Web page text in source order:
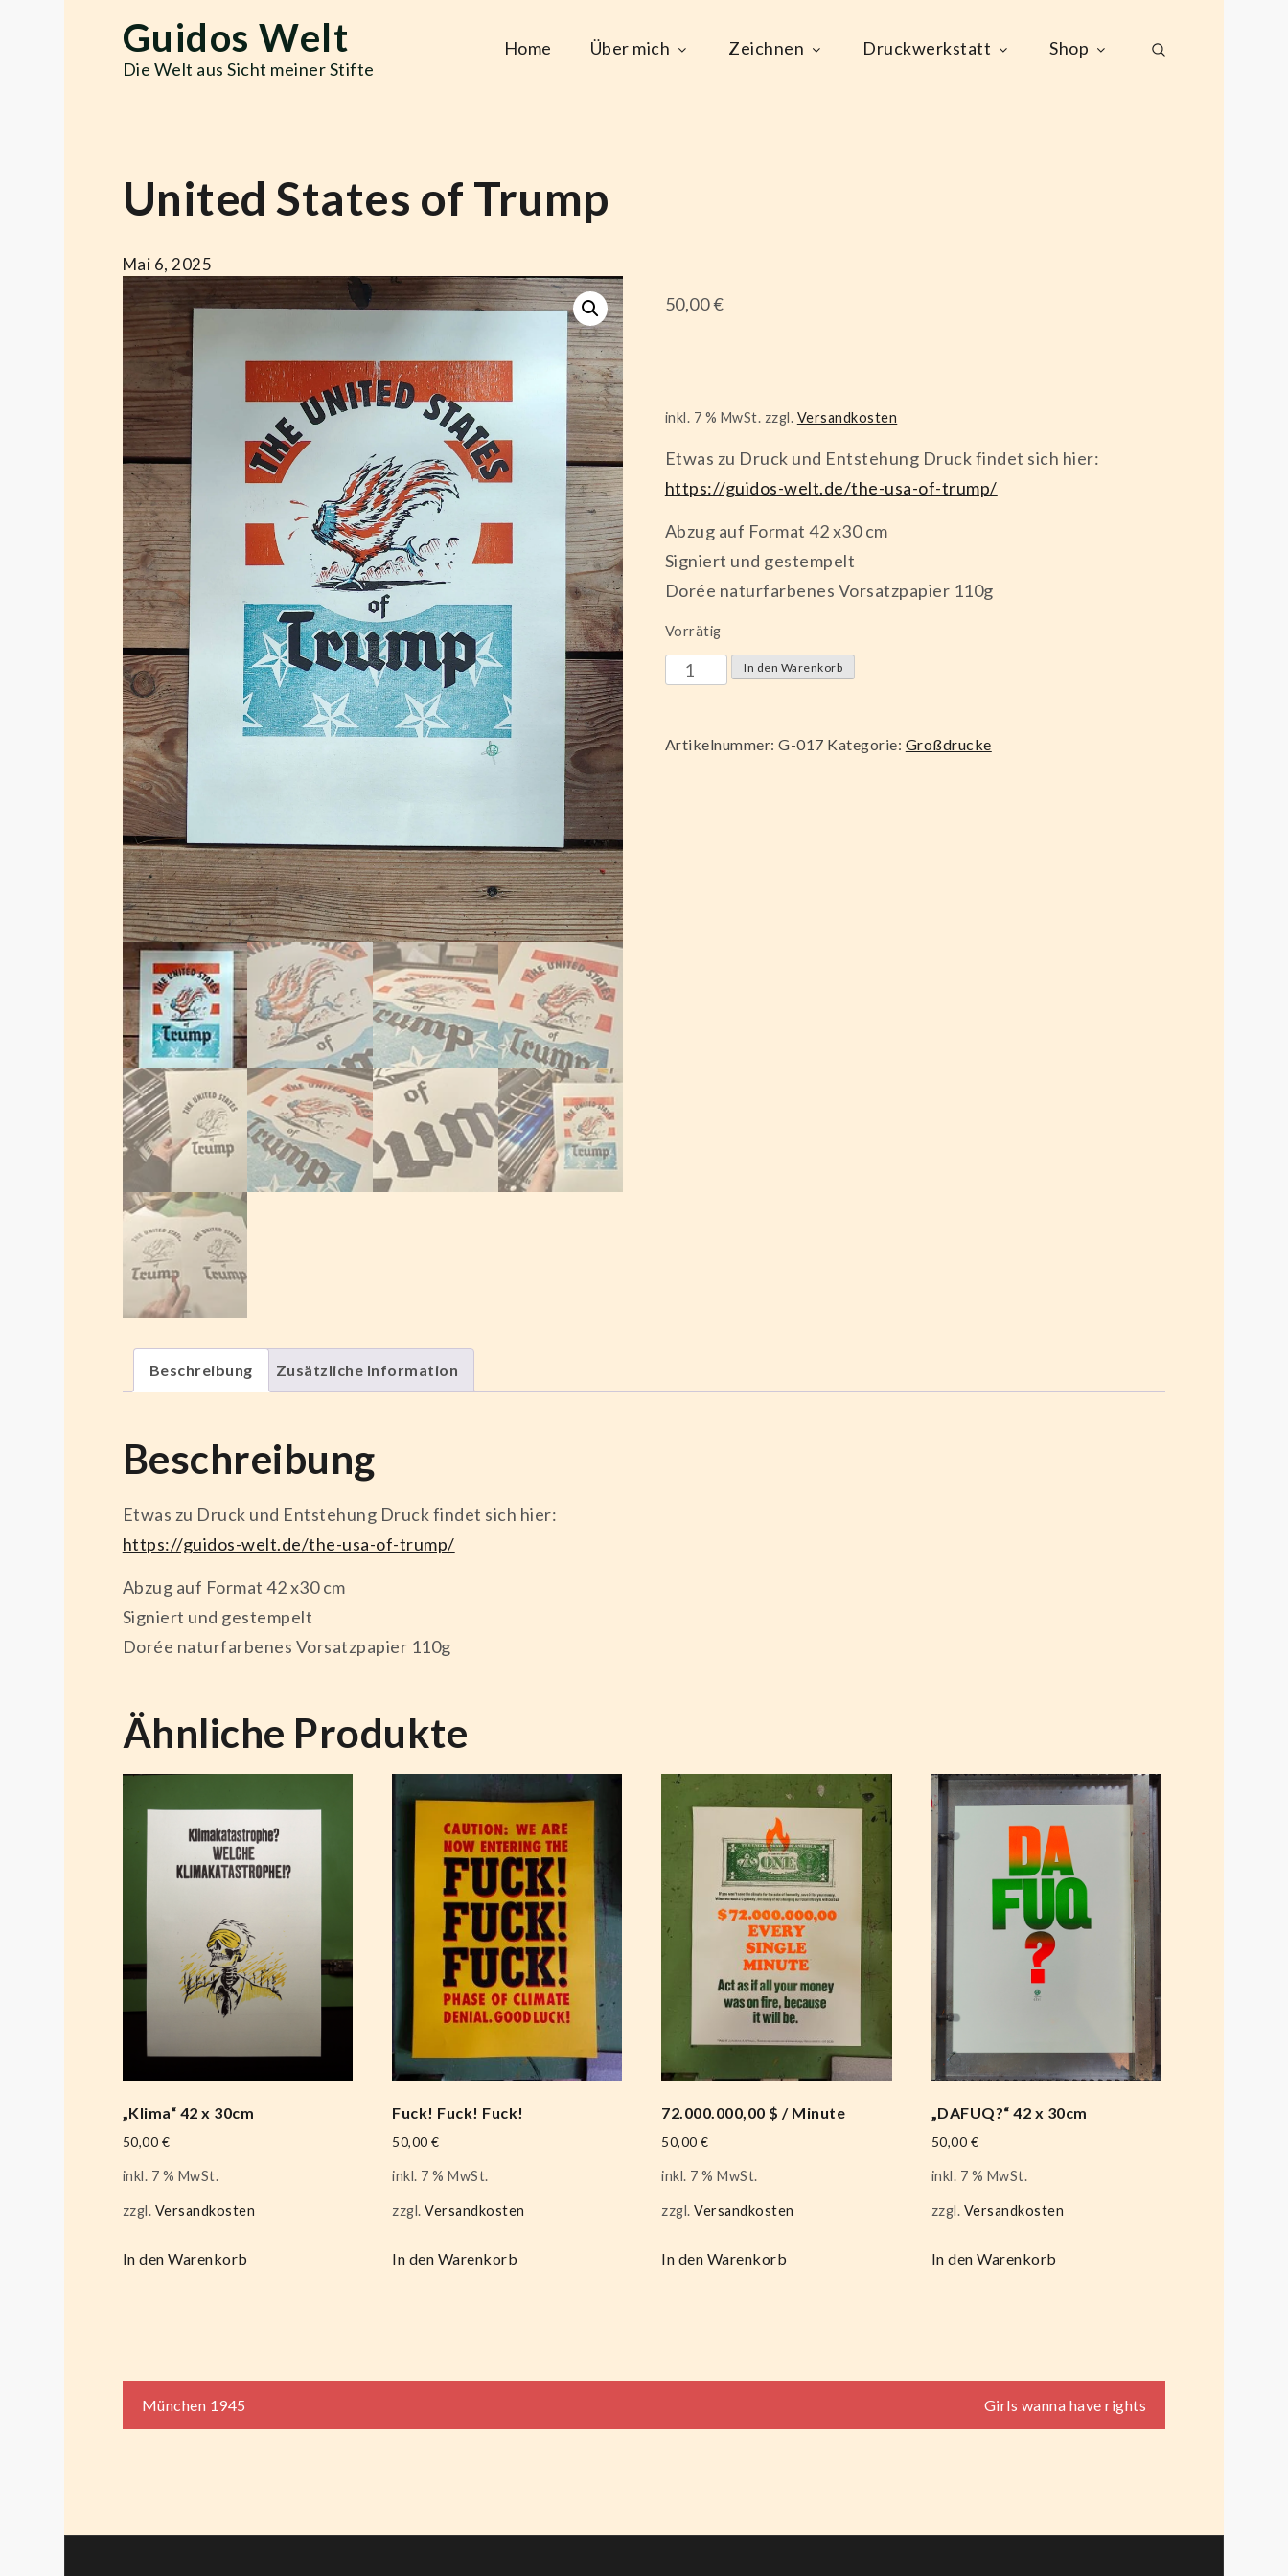
Guidos Welt
Die Welt aus Sicht meiner Stifte
Home Über mich Zeichnen Druckwerkstatt Shop
United States of Trump
Mai 6, 2025
50,00€
inkl. 7 % MwSt. zzgl. Versandkosten
Etwas zu Druck und Entstehung Druck findet sich hier:
https://guidos-welt.de/the-usa-of-trump/
Abzug auf Format 42 x30 cm
Signiert und gestempelt
Dorée naturfarbenes Vorsatzpapier 110g
Vorrätig
United
Trump
In den Warenkorb
Artikelnummer:G-017 Kategorie: Großdrucke
Beschreibung Zusätzliche Information
Beschreibung
Etwas zu Druck und Entstehung Druck findet sich hier:
https://guidos-welt.de/the-usa-of-trump/
Abzug auf Format 42 x30 cm
Signiert und gestempelt
Dorée naturfarbenes Vorsatzpapier 110g
Ähnliche Produkte
„Klima“ 42 x 30cm
50,00 €
inkl. 7 % MwSt.
zzgl. Versandkosten
In den Warenkorb
Fuck! Fuck! Fuck!
50,00€
inkl. 7 % MwSt.
zzgl.Versandkosten
In den Warenkorb
72.000.000,00 $ / Minute
50,00€
inkl. 7 % MwSt.
zzgl.Versandkosten
In den Warenkorb
„DAFUQ?“ 42 x 30cm
50,00 €
inkl. 7 % MwSt.
zzgl. Versandkosten
In den Warenkorb
Beitragsnavigation
München 1945 Girls wanna have rights